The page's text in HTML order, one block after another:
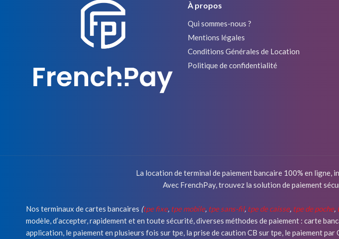
À propos
Qui sommes-nous ?
Mentions légales
Conditions Générales de Location
Politique de confidentialité
La location de terminal de paiement bancaire 100% en ligne,
Avec FrenchPay, trouvez la solution de paiement
Nos terminaux de cartes bancaires (tpe fixe, tpe mobile, tpe sans-fil, tpe de caisse, tpe de poche,
modèle, d’accepter, rapidement et en toute sécurité, diverses méthodes de paiement : carte
application, le paiement en plusieurs fois sur tpe, la prise de caution CB sur tpe, le paiement